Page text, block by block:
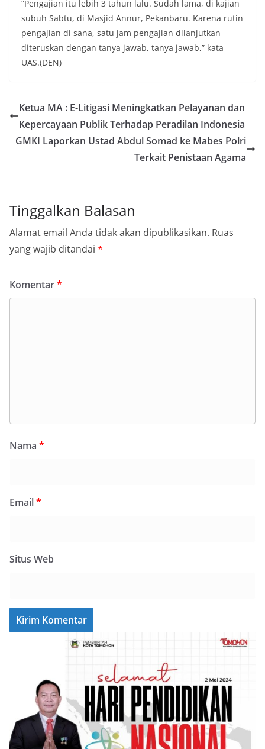
“Pengajian itu lebih 3 tahun lalu. Sudah lama, di kajian
subuh Sabtu, di Masjid Annur, Pekanbaru. Karena rutin
pengajian di sana, satu jam pengajian dilanjutkan
diteruskan dengan tanya jawab, tanya jawab,” kata
UAS.(DEN)
Ketua MA : E-Litigasi Meningkatkan Pelayanan dan
Kepercayaan Publik Terhadap Peradilan Indonesia
GMKI Laporkan Ustad Abdul Somad ke Mabes Polri
Terkait Penistaan Agama
Tinggalkan Balasan
Alamat email Anda tidak akan dipublikasikan. Ruas
yang wajib ditandai *
Komentar*
Nama *
Email*
Situs Web